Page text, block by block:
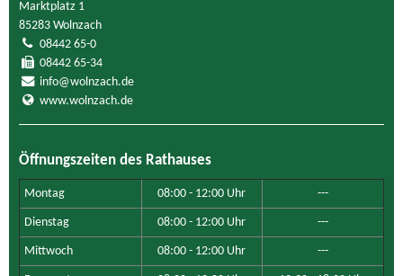
Marktplatz 1
85283 Wolnzach
08442 65-0
08442 65-34
info@wolnzach.de
www.wolnzach.de
Öffnungszeiten des Rathauses
Montag 08:00 - 12:00 Uhr ---
Dienstag 08:00 - 12:00 Uhr ---
Mittwoch 08:00 - 12:00 Uhr ---